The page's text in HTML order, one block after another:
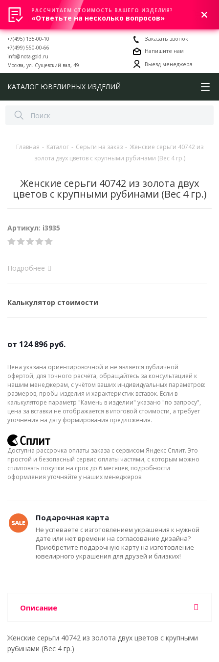
0
+7(495) 135-00-10
+7(499) 550-00-66
info@nota-gold.ru
Москва, ул. Сущевский вал, 49
Заказать звонок
Напишите нам
Выезд менеджера
КАТАЛОГ ЮВЕЛИРНЫХ ИЗДЕЛИЙ
Главная - Каталог - Серьги на заказ - Женские серьги 40742 из
золота двух цветов с крупными рубинами (Вес 4 гр.)
Женские серьги 40742 из золота двух
цветов с крупными рубинами (Вес 4 гр.)
Артикул: i3935
Подробнее
Калькулятор стоимости
от 124 896 руб.
Цена указана ориентировочной и не является публичной
офертой, для точного расчёта, обращайтесь за консультацией к
нашим менеджерам, с учётом ваших индивидуальных параметров:
размеров, пробы изделия и характеристик вставок. Если в
калькуляторе параметр "Камень в изделии" указано "по запросу",
цена за вставки не отображается в итоговой стоимости, а требует
уточнения на дату формирования предложения.
Доступна рассрочка оплаты заказа с сервисом Яндекс Сплит. Это
простой и безопасный сервис оплаты частями, с которым можно
сплитовать покупки на срок до 6 месяцев, подробности
оформления уточняйте у наших менеджеров.
Подарочная карта
Не успеваете с изготовлением украшения к нужной
дате или нет времени на согласование дизайна?
Приобретите подарочную карту на изготовление
ювелирного украшения для друзей и близких!
Описание
Женские серьги 40742 из золота двух цветов с крупными
рубинами (Вес 4 гр.)
РАССЧИТАЕМ СТОИМОСТЬ ВАШЕГО ИЗДЕЛИЯ?
«Ответьте на несколько вопросов»